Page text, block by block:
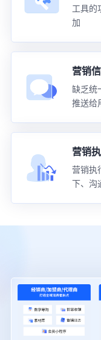
工具的
加
营销
缺乏统
推送给
营销
营销执
下、沟